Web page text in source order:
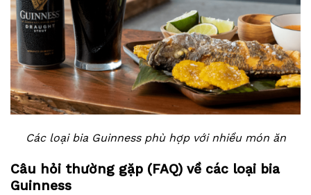
Các loại bia Guinness phù hợp với nhiều món ăn
Câu hỏi thường gặp (FAQ) về các loại bia
Guinness